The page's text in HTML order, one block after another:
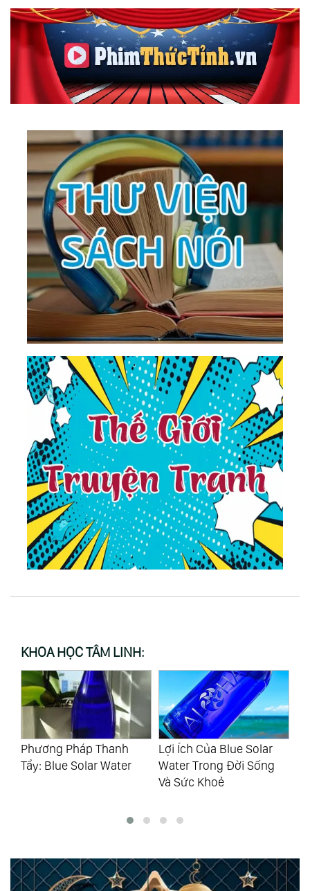
KHOA HỌC TÂM LINH:
Lợi Ích Của Blue Solar
Water Trong Đời Sống
Làm Sao Để Vượt Qua
Sự Hỗn Loạn Hiện Nay